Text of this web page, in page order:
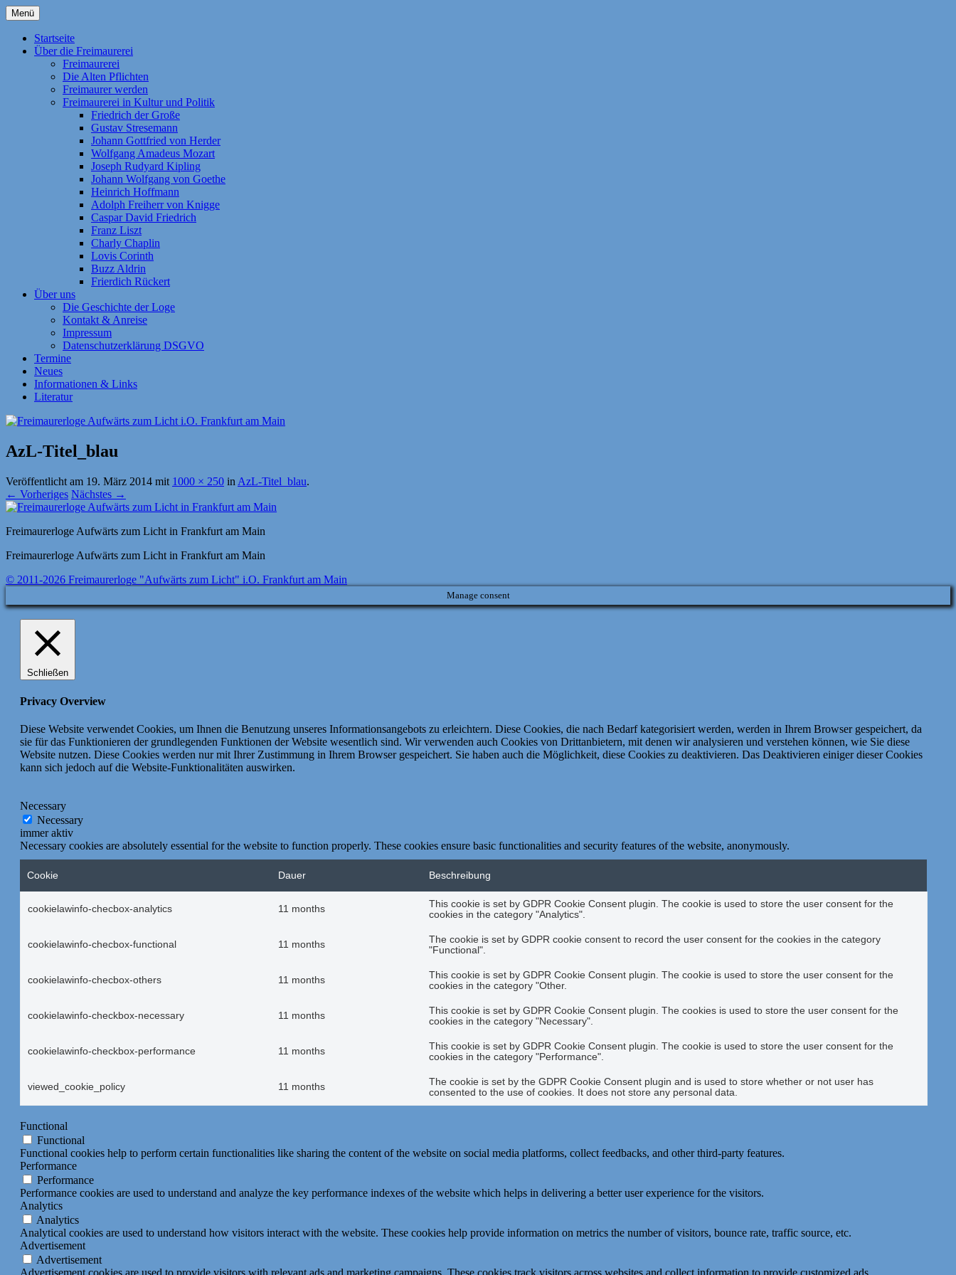
Zum
Inhalt
springen
Freimaurerloge Aufwärts zum Licht i.O. Frankfurt am Main
National-Mutterloge "Zu den drei Weltkugeln". Themen: Freimaurerei | Die Geschichte der Loge | Freimaurer werden | Fragen
und Antworten | Die Alten Pflichten | Kontakt | Anreise | Als Kind der Aufklärung strebt die Freimaurerei noch heute nach den
Idealen „Freiheit, Gleichheit, Brüderlichkeit, Toleranz und Humanität“!
Menü
Startseite
Über die Freimaurerei
Freimaurerei
Die Alten Pflichten
Freimaurer werden
Freimaurerei in Kultur und Politik
Friedrich der Große
Gustav Stresemann
Johann Gottfried von Herder
Wolfgang Amadeus Mozart
Joseph Rudyard Kipling
Johann Wolfgang von Goethe
Heinrich Hoffmann
Adolph Freiherr von Knigge
Caspar David Friedrich
Franz Liszt
Charly Chaplin
Lovis Corinth
Buzz Aldrin
Frierdich Rückert
Über uns
Die Geschichte der Loge
Kontakt & Anreise
Impressum
Datenschutzerklärung DSGVO
Termine
Neues
Informationen & Links
Literatur
AzL-Titel_blau
Veröffentlicht am 19. März 2014 mit 1000 × 250 in AzL-Titel_blau.
← Vorheriges Nächstes →
Freimaurerloge Aufwärts zum Licht in Frankfurt am Main
Freimaurerloge Aufwärts zum Licht in Frankfurt am Main
© 2011-2026 Freimaurerloge "Aufwärts zum Licht" i.O. Frankfurt am Main
Manage consent
Schließen
Privacy Overview
Diese Website verwendet Cookies, um Ihnen die Benutzung unseres Informationsangebots zu erleichtern. Diese Cookies, die nach Bedarf kategorisiert werden, werden in Ihrem Browser gespeichert, da
sie für das Funktionieren der grundlegenden Funktionen der Website wesentlich sind. Wir verwenden auch Cookies von Drittanbietern, mit denen wir analysieren und verstehen können, wie Sie diese
Website nutzen. Diese Cookies werden nur mit Ihrer Zustimmung in Ihrem Browser gespeichert. Sie haben auch die Möglichkeit, diese Cookies zu deaktivieren. Das Deaktivieren einiger dieser Cookies
kann sich jedoch auf die Website-Funktionalitäten auswirken.
Necessary
Necessary
immer aktiv
Necessary cookies are absolutely essential for the website to function properly. These cookies ensure basic functionalities and security features of the website, anonymously.
Cookie Dauer Beschreibung
cookielawinfo-checbox-analytics 11 months
This cookie is set by GDPR Cookie Consent plugin. The cookie is used to store the user consent for the
cookies in the category "Analytics".
cookielawinfo-checbox-functional 11 months
The cookie is set by GDPR cookie consent to record the user consent for the cookies in the category
"Functional".
cookielawinfo-checbox-others 11 months
This cookie is set by GDPR Cookie Consent plugin. The cookie is used to store the user consent for the
cookies in the category "Other.
cookielawinfo-checkbox-necessary 11 months
This cookie is set by GDPR Cookie Consent plugin. The cookies is used to store the user consent for the
cookies in the category "Necessary".
cookielawinfo-checkbox-performance 11 months
This cookie is set by GDPR Cookie Consent plugin. The cookie is used to store the user consent for the
cookies in the category "Performance".
viewed_cookie_policy 11 months
The cookie is set by the GDPR Cookie Consent plugin and is used to store whether or not user has
consented to the use of cookies. It does not store any personal data.
Functional
Functional
Functional cookies help to perform certain functionalities like sharing the content of the website on social media platforms, collect feedbacks, and other third-party features.
Performance
Performance
Performance cookies are used to understand and analyze the key performance indexes of the website which helps in delivering a better user experience for the visitors.
Analytics
Analytics
Analytical cookies are used to understand how visitors interact with the website. These cookies help provide information on metrics the number of visitors, bounce rate, traffic source, etc.
Advertisement
Advertisement